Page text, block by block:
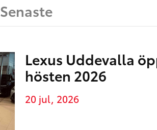
Senaste
Lexus Uddevalla
hösten 2026
20 jul, 2026